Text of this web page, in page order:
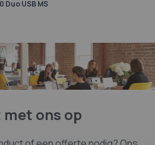
Duo USB MS
ons op